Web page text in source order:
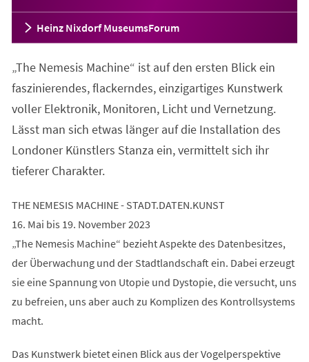
Heinz Nixdorf MuseumsForum
„The Nemesis Machine“ ist auf den ersten Blick ein
faszinierendes, flackerndes, einzigartiges Kunstwerk
voller Elektronik, Monitoren, Licht und Vernetzung.
Lässt man sich etwas länger auf die Installation des
Londoner Künstlers Stanza ein, vermittelt sich ihr
tieferer Charakter.
THE NEMESIS MACHINE - STADT.DATEN.KUNST
16. Mai bis 19. November 2023
„The Nemesis Machine“ bezieht Aspekte des Datenbesitzes,
der Überwachung und der Stadtlandschaft ein. Dabei erzeugt
sie eine Spannung von Utopie und Dystopie, die versucht, uns
zu befreien, uns aber auch zu Komplizen des Kontrollsystems
macht.
Das Kunstwerk bietet einen Blick aus der Vogelperspektive